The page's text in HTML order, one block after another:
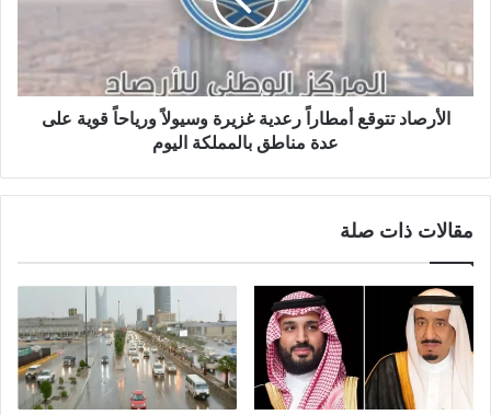
الأرصاد تتوقع أمطاراً رعدية غزيرة وسيولاً ورياحاً قوية على
عدة مناطق بالمملكة اليوم
مقالات ذات صلة